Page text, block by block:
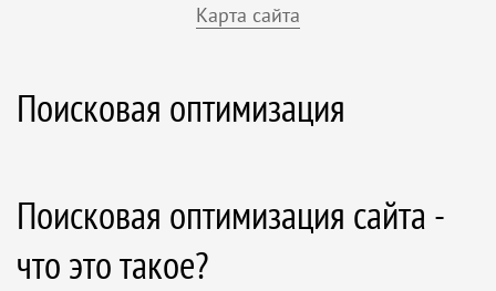
Карта сайта
Поисковая оптимизация
Поисковая оптимизация сайта -
что это такое?